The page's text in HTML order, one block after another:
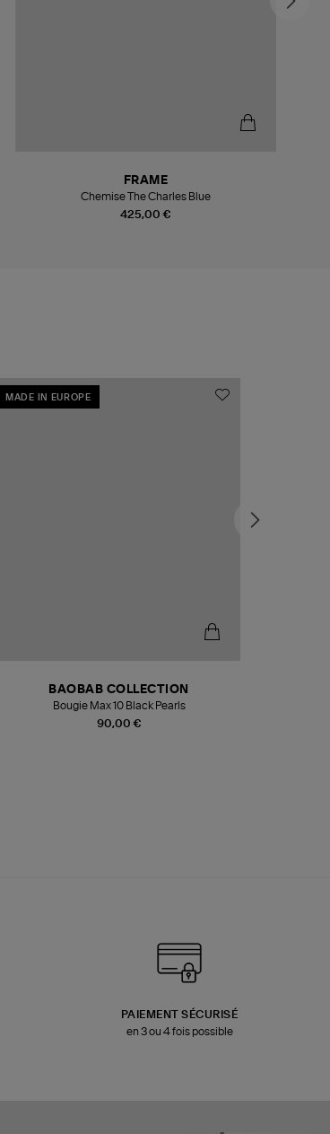
425,00 €
FRAME
Chemise The Charles Blue
MADE IN EUROPE
90,00 €
BAOBAB COLLECTION
Bougie Max 10 Black Pearls
PAIEMENT SÉCURISÉ
en 3 ou 4 fois possible